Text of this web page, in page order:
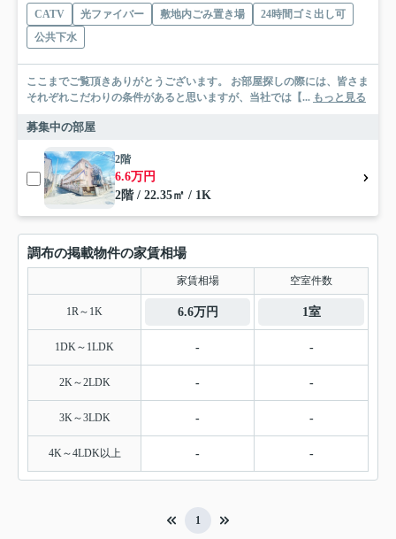
CATV 光ファイバー 敷地内ごみ置き場
24時間ゴミ出し可
公共下水
ここまでご覧頂きありがとうございます。 お部屋探しの際には、皆さま
それぞれこだわりの条件があると思いますが、当社では【... もっと見る
募集中の部屋
2階
6.6万円
2階 / 22.35㎡ / 1K
調布の掲載物件の家賃相場
家賃相場 空室件数
1R～1K 6.6万円 1室
1DK～1LDK - -
2K～2LDK - -
3K～3LDK - -
4K～4LDK以上 - -
1